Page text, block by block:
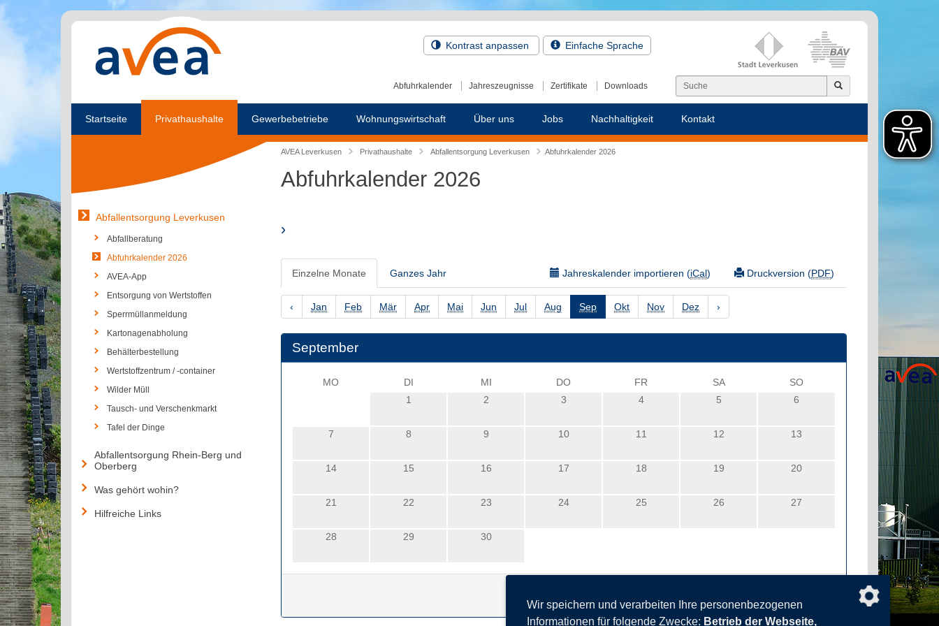
Kontrast anpassen Einfache Sprache
Abfuhrkalender Jahreszeugnisse Zertifikate Downloads
Startseite Privathaushalte Gewerbebetriebe Wohnungswirtschaft Über uns Jobs Nachhaltigkeit Kontakt
AVEA Leverkusen Privathaushalte Abfallentsorgung Leverkusen Abfuhrkalender 2026
Abfuhrkalender 2026
›
Einzelne Monate Ganzes Jahr Druckversion (PDF)
Jahreskalender importieren (iCal)
‹ Jan Feb Mär Apr Mai Jun Jul Aug Sep Okt Nov Dez ›
September
MO DI MI DO FR SA
SO
1
2 3 4 5 6
7 8 9 10 11 12 13
14 15 16 17 18 19 20
21 22 23 24 25 26 27
28 29 30
Abfallentsorgung Leverkusen
Abfallberatung
Abfuhrkalender 2026
AVEA-App
Entsorgung von Wertstoffen
Sperrmüllanmeldung
Kartonagenabholung
Behälterbestellung
Wertstoffzentrum / -container
Wilder Müll
Tausch- und Verschenkmarkt
Tafel der Dinge
Abfallentsorgung Rhein-Berg und
Oberberg
Was gehört wohin?
Hilfreiche Links
Wir speichern und verarbeiten Ihre personenbezogenen
Informationen für folgende Zwecke: Betrieb der Webseite,